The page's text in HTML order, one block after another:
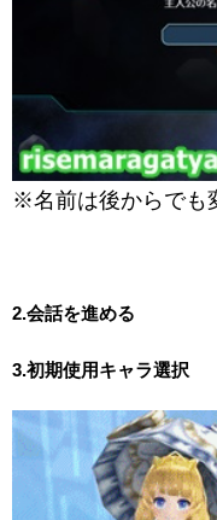
※名前は後からでも
2.会話を進める
3.初期使用キャラ選択